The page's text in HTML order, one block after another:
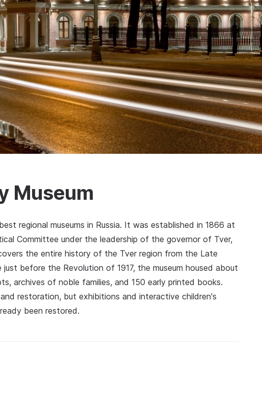
Museum
regional museums in Russia. It was established in 1866 at
Committee under the leadership of the governor of Tver,
the entire history of the Tver region from the Late
before the Revolution of 1917, the museum housed about
archives of noble families, and 150 early printed books.
restoration, but exhibitions and interactive children's
been restored.